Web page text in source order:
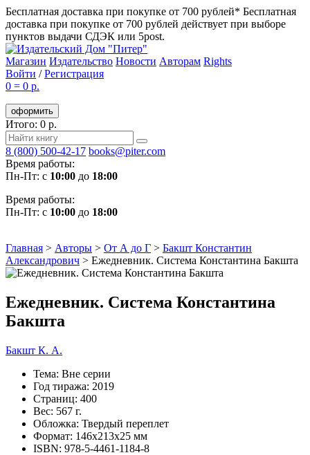
Бесплатная доставка при покупке от 700 рублей* Бесплатная
доставка при покупке от 700 рублей действует при выборе
пунктов выдачи СДЭК или 5post.
Магазин Издательство Новости Авторам Rights
Войти /Регистрация
0 = 0 р.
оформить
Итого: 0 р.
8 (800) 500-42-17 books@piter.com
Время работы:
Пн-Пт: с 10:00 до 18:00
Время работы:
Пн-Пт: с 10:00 до 18:00
Главная > Авторы > От А до Г > Бакшт Константин
Александрович > Ежедневник. Система Константина Бакшта
Ежедневник. Система Константина
Бакшта
Бакшт К. А.
Тема: Вне серии
Год тиража: 2019
Страниц: 400
Вес: 567 г.
Обложка: Твердый переплет
Формат: 146х213х25 мм
ISBN: 978-5-4461-1184-8